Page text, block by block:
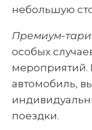
небольшую
Премиум-
особых
мероприятий.
автомобиль,
поездки.